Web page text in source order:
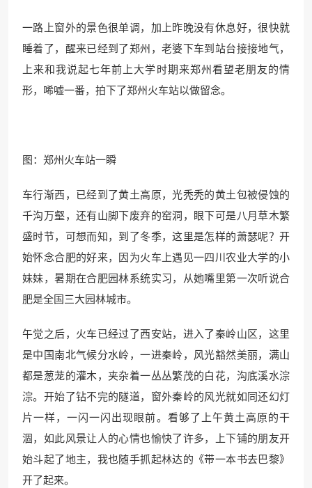
一路上窗外的景色很单调，加上昨晚没有休息好，很快就
睡着了，醒来已经到了郑州，老婆下车到站台接接地气，
上来和我说起七年前上大学时期来郑州看望老朋友的情
形，唏嘘一番，拍下了郑州火车站以做留念。
图：郑州火车站一瞬
车行渐西，已经到了黄土高原，光秃秃的黄土包被侵蚀的
千沟万壑，还有山脚下废弃的窑洞，眼下可是八月草木繁
盛时节，可想而知，到了冬季，这里是怎样的萧瑟呢？开
始怀念合肥的好来，因为火车上遇见一四川农业大学的小
妹妹，暑期在合肥园林系统实习，从她嘴里第一次听说合
肥是全国三大园林城市。
午觉之后，火车已经过了西安站，进入了秦岭山区，这里
是中国南北气候分水岭，一进秦岭，风光豁然美丽，满山
都是葱茏的灌木，夹杂着一丛丛繁茂的白花，沟底溪水淙
淙。开始了钻不完的隧道，窗外秦岭的风光就如同还幻灯
片一样，一闪一闪出现眼前。看够了上午黄土高原的干
涸，如此风景让人的心情也愉快了许多，上下铺的朋友开
始斗起了地主，我也随手抓起林达的《带一本书去巴黎》
开了起来。